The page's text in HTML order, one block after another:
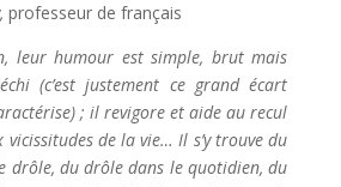
professeur de français
leur humour est simple, brut mais
(c’est justement ce grand écart
; il revigore et aide au recul
vicissitudes de la vie… Il s’y trouve du
drôle, du drôle dans le quotidien, du